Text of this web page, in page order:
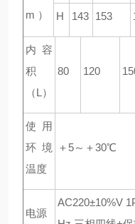
m ）
H 143 153
内容
积
（L）
80 120
使用
环境
温度
＋5～＋30℃
电源
AC220±10%V